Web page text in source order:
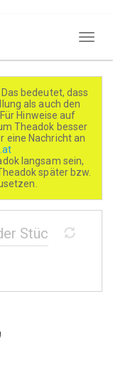
bedeutet, dass
als auch den
Hinweise auf
Theadok besser
eine Nachricht an
langsam sein,
später bzw.